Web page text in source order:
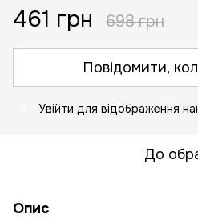
461 грн 698 грн
Повідомити,
Увійти для відображення
До
Опис